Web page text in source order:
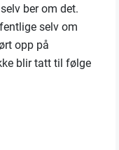
ber om det.
selv om
opp på
blir tatt til følge